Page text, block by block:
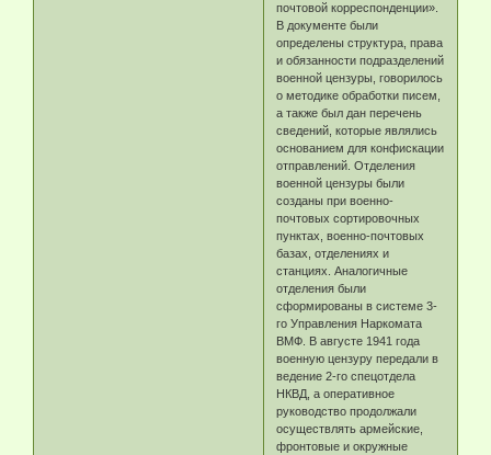
почтовой корреспонденции».
В документе были
определены структура, права
и обязанности подразделений
военной цензуры, говорилось
о методике обработки писем,
а также был дан перечень
сведений, которые являлись
основанием для конфискации
отправлений. Отделения
военной цензуры были
созданы при военно-
почтовых сортировочных
пунктах, военно-почтовых
базах, отделениях и
станциях. Аналогичные
отделения были
сформированы в системе 3-
го Управления Наркомата
ВМФ. В августе 1941 года
военную цензуру передали в
ведение 2-го спецотдела
НКВД, а оперативное
руководство продолжали
осуществлять армейские,
фронтовые и окружные